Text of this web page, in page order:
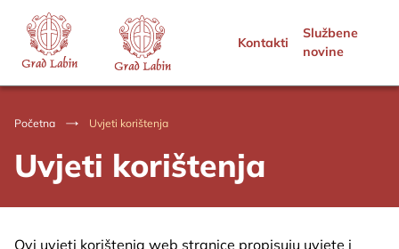
Kontakti
Službene
novine
Početna Uvjeti korištenja
Uvjeti korištenja
Ovi uvjeti korištenja web stranice propisuju uvjete i